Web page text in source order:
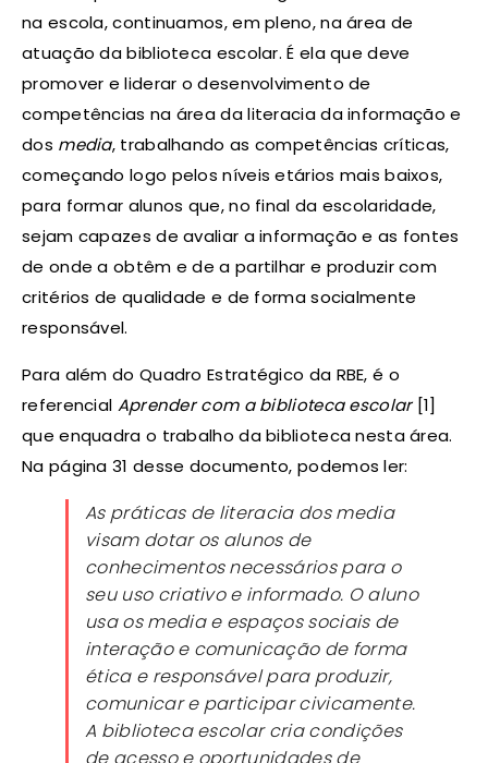
na escola, continuamos, em pleno, na área de
atuação da biblioteca escolar. É ela que deve
promover e liderar o desenvolvimento de
competências na área da literacia da informação e
dos media, trabalhando as competências críticas,
começando logo pelos níveis etários mais baixos,
para formar alunos que, no final da escolaridade,
sejam capazes de avaliar a informação e as fontes
de onde a obtêm e de a partilhar e produzir com
critérios de qualidade e de forma socialmente
responsável.
Para além do Quadro Estratégico da RBE, é o
referencial Aprender com a biblioteca escolar[1]
que enquadra o trabalho da biblioteca nesta área.
Na página 31 desse documento, podemos ler:
As práticas de literacia dos media
visam dotar os alunos de
conhecimentos necessários para o
seu uso criativo e informado. O aluno
usa osmediae espaços sociais de
interação e comunicação de forma
ética e responsável para produzir,
comunicar e participar civicamente.
A biblioteca escolar cria condições
de acesso e oportunidades de